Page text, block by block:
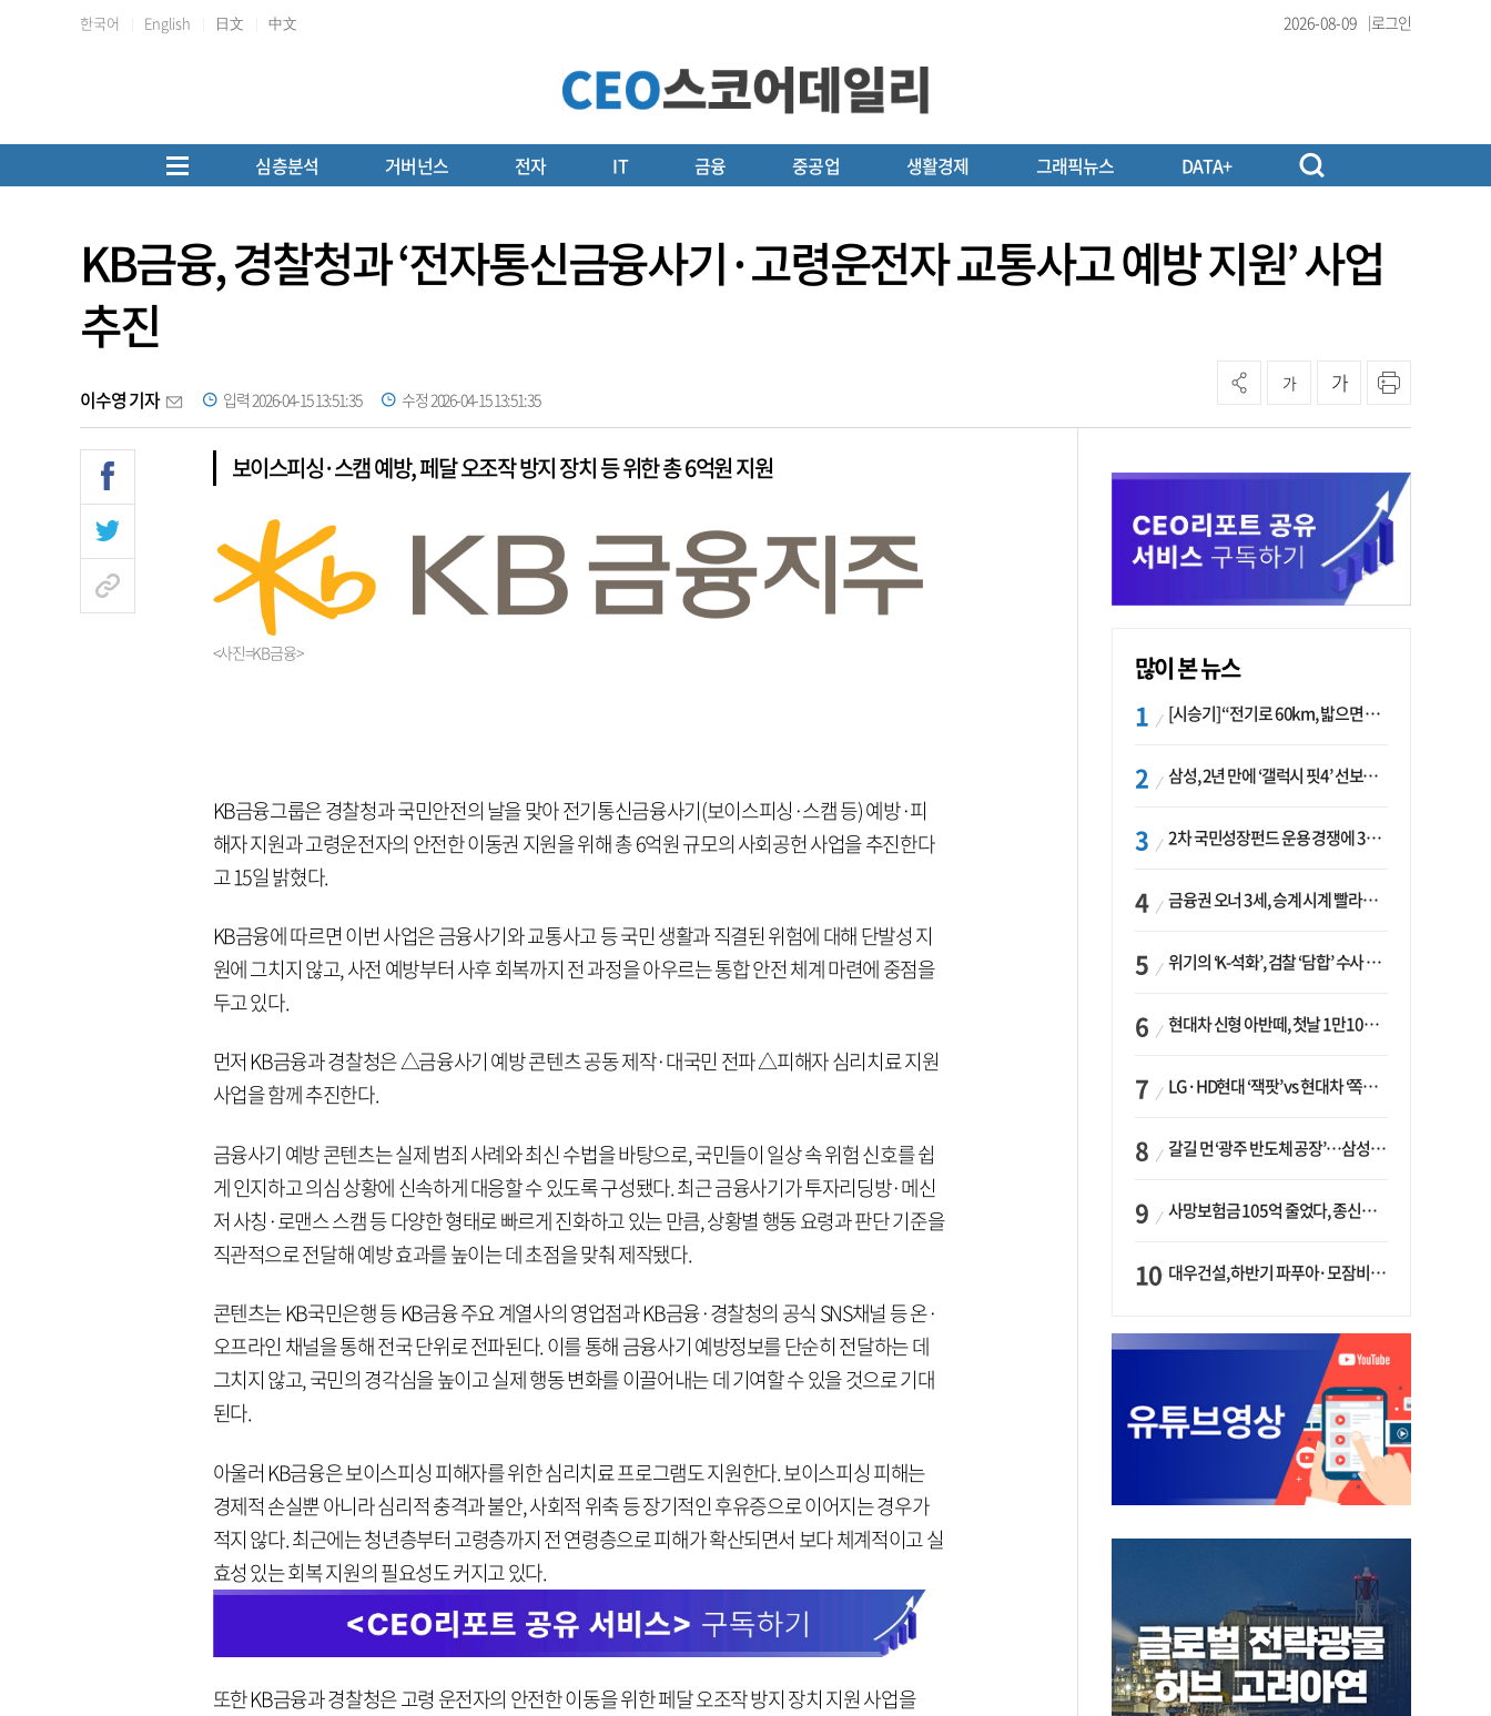
한국어 English 日文 中文 2026-08-09 로그인
심층분석 거버넌스 전자 IT 금융 중공업 생활경제 그래픽뉴스 DATA+
KB금융, 경찰청과 ‘전자통신금융사기·고령운전자 교통사고 예방 지원’ 사업
추진
이수영 기자 입력 2026-04-15 13:51:35 수정 2026-04-15 13:51:35
가 가
보이스피싱·스캠 예방, 페달 오조작 방지 장치 등 위한 총 6억원 지원
<사진=KB금융>
KB금융그룹은 경찰청과 국민안전의 날을 맞아 전기통신금융사기(보이스피싱·스캠 등) 예방·피
해자 지원과 고령운전자의 안전한 이동권 지원을 위해 총 6억원 규모의 사회공헌 사업을 추진한다
고 15일 밝혔다.
KB금융에 따르면 이번 사업은 금융사기와 교통사고 등 국민 생활과 직결된 위험에 대해 단발성 지
원에 그치지 않고, 사전 예방부터 사후 회복까지 전 과정을 아우르는 통합 안전 체계 마련에 중점을
두고 있다.
먼저 KB금융과 경찰청은 △금융사기 예방 콘텐츠 공동 제작·대국민 전파 △피해자 심리치료 지원
사업을 함께 추진한다.
금융사기 예방 콘텐츠는 실제 범죄 사례와 최신 수법을 바탕으로, 국민들이 일상 속 위험 신호를 쉽
게 인지하고 의심 상황에 신속하게 대응할 수 있도록 구성됐다. 최근 금융사기가 투자리딩방·메신
저 사칭·로맨스 스캠 등 다양한 형태로 빠르게 진화하고 있는 만큼, 상황별 행동 요령과 판단 기준을
직관적으로 전달해 예방 효과를 높이는 데 초점을 맞춰 제작됐다.
콘텐츠는 KB국민은행 등 KB금융 주요 계열사의 영업점과 KB금융·경찰청의 공식 SNS채널 등 온·
오프라인 채널을 통해 전국 단위로 전파된다. 이를 통해 금융사기 예방정보를 단순히 전달하는 데
그치지 않고, 국민의 경각심을 높이고 실제 행동 변화를 이끌어내는 데 기여할 수 있을 것으로 기대
된다.
아울러 KB금융은 보이스피싱 피해자를 위한 심리치료 프로그램도 지원한다. 보이스피싱 피해는
경제적 손실뿐 아니라 심리적 충격과 불안, 사회적 위축 등 장기적인 후유증으로 이어지는 경우가
적지 않다. 최근에는 청년층부터 고령층까지 전 연령층으로 피해가 확산되면서 보다 체계적이고 실
효성 있는 회복 지원의 필요성도 커지고 있다.
또한 KB금융과 경찰청은 고령 운전자의 안전한 이동을 위한 페달 오조작 방지 장치 지원 사업을
많이 본 뉴스
[시승기] “전기로 60km, 밟으면 462마력”…볼보 XC60 T8의 두 얼굴
삼성, 2년 만에 ‘갤럭시 핏4’ 선보이나…웨어러블 생태계 확장 ‘시동’
2차 국민성장펀드 운용 경쟁에 33개사 몰렸다…신한·하나 등 새 얼굴 대거 합류
금융권 오너 3세, 승계 시계 빨라지나…한국투자 ‘속도’·미래에셋·메리츠는 ‘거리두기’
위기의 ‘K-석화’, 검찰 ‘담합’ 수사 착수…“LG·한화·롯데 등 7개 업체, 8개 제품 가격 담합”
현대차 신형 아반떼, 첫날 1만1094대 계약…역대 최고치 경신
LG·HD현대 ‘잭팟’ vs 현대차 ‘쪽박’…글로벌 사모펀드, 韓 대기업 투자 ‘희비’
갈길 먼 ‘광주 반도체 공장’…삼성·SK, ‘주 52시간제’ 규제 해소 ‘공방’
사망보험금 105억 줄었다, 종신보험·유동화 동시에 ‘주춤’…신한라이프는 401억 급증
대우건설, 하반기 파푸아·모잠비크 LNG 플랜트 수주 가시권…수주목표 27조로 샹향